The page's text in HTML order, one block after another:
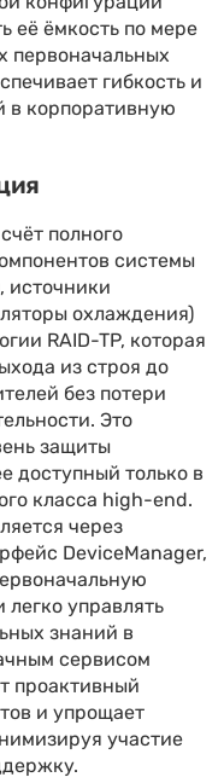
её ёмкость по мере
первоначальных
гибкость и
в корпоративную
полного
системы
источники
охлаждения)
RAID-TP, которая
из строя до
без потери
Это
защиты
доступный только в
класса high-end.
через
DeviceManager,
управлять
знаний в
сервисом
проактивный
и упрощает
участие